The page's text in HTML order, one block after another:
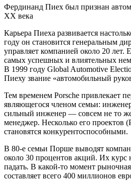
Фердинанд Пиех был признан
XX века
Карьера Пиеха развивается
году он становится генеральным
управляет компанией около 20 лет.
самых успешных и влиятельных
В 1999 году Global Automotive
Пиеху звание «автомобильный
Тем временем Porsche привлекает
являющегося членом семьи:
сильный инженер — совсем не то
менеджер. Несколько его проектов
становятся конкурентоспособными.
В 80-е семьи Порше выводят
около 30 процентов акций. Их курс
падать. В какой-то момент
составляет всего 400 миллионов